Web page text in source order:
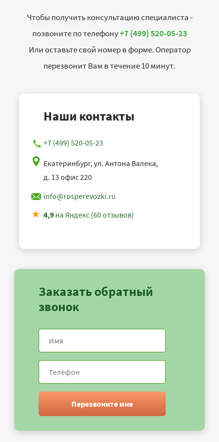
Чтобы получить консультацию специалиста -
позвоните по телефону+7 (499) 520-05-23
Или оставьте свой номер в форме. Оператор
перезвонит Вам в течение 10 минут.
Наши контакты
+7 (499) 520-05-23
Екатеринбург, ул. Антона Валека,
д. 13 офис 220
info@rosperevozki.ru
4,9 на Яндекс (60 отзывов)
Заказать обратный
звонок
Перезвоните мне